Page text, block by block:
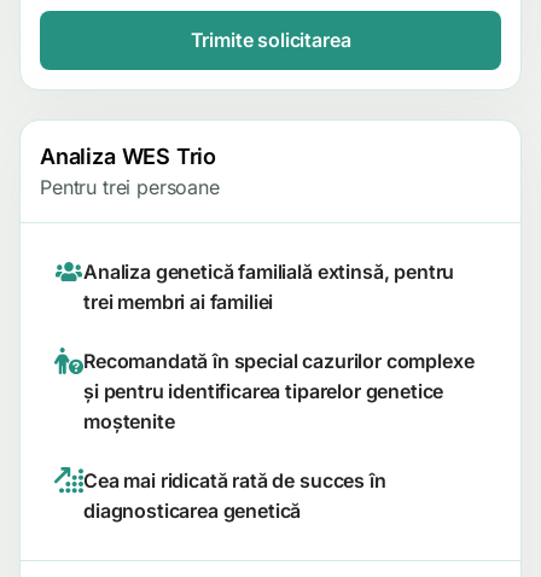
Trimite solicitarea
Analiza WES Trio
Pentru trei persoane
Analiza genetică familială extinsă, pentru
trei membri ai familiei
Recomandată în special cazurilor complexe
și pentru identificarea tiparelor genetice
moștenite
Cea mai ridicată rată de succes în
diagnosticarea genetică